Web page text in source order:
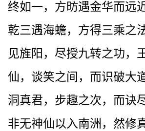
终如一，方昉遇金华而远
乾三遇海蟾，方得三乘之
见旌阳，尽授九转之功，
仙，谈笑之间，而识破大
洞真君，步趣之次，而诀
非无神仙以入南洲，然修